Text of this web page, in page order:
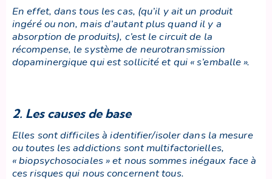
En effet, dans tous les cas, (qu’il y ait un produit
ingéré ou non, mais d’autant plus quand il y a
absorption de produits), c’est le circuit de la
récompense, le système de neurotransmission
dopaminergique qui est sollicité et qui « s’emballe ».
2. Les causes de base
Elles sont difficiles à identifier/isoler dans la mesure
ou toutes les addictions sont multifactorielles,
« biopsychosociales » et nous sommes inégaux face à
ces risques qui nous concernent tous.